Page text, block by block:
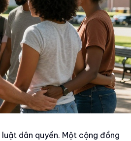
dân quyền. Một cộng đồng